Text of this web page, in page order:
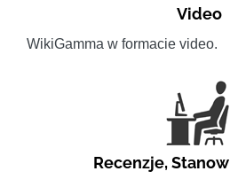
Video
WikiGamma w formacie video.
Recenzje,